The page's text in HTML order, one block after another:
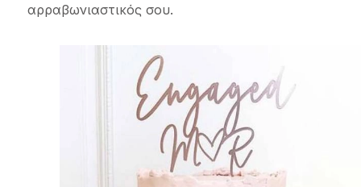
αρραβωνιαστικός σου.